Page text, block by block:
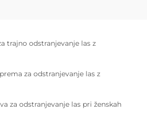
trajno odstranjevanje las z
za odstranjevanje las z
za odstranjevanje las pri ženskah